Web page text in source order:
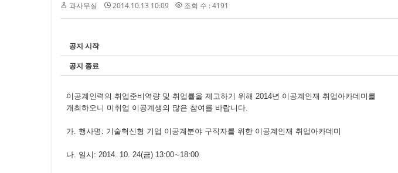
과사무실 2014.10.13 10:09 조회 수 : 4191
공지 시작
공지 종료
이공계인력의 취업준비역량 및 취업률을 제고하기 위해 2014년 이공계인재 취업아카데미를
개최하오니 미취업 이공계생의 많은 참여를 바랍니다.
가. 행사명: 기술혁신형 기업 이공계분야 구직자를 위한 이공계인재 취업아카데미
나. 일시: 2014. 10. 24(금) 13:00∼18:00